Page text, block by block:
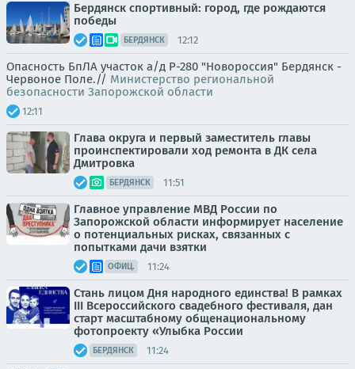
Бердянск спортивный: город, где рождаются
победы
БЕРДЯНСК 12:12
Опасность БпЛА участок а/д Р-280 "Новороссия" Бердянск -
Червоное Поле.// Министерство региональной
безопасности Запорожской области
12:11
Глава округа и первый заместитель главы
проинспектировали ход ремонта в ДК села
Дмитровка
БЕРДЯНСК 11:51
Главное управление МВД России по
Запорожской области информирует население
о потенциальных рисках, связанных с
попытками дачи взятки
ОФИЦ. 11:24
Стань лицом Дня народного единства! В рамках
III Всероссийского свадебного фестиваля, дан
старт масштабному общенациональному
фотопроекту «Улыбка России
БЕРДЯНСК 11:24